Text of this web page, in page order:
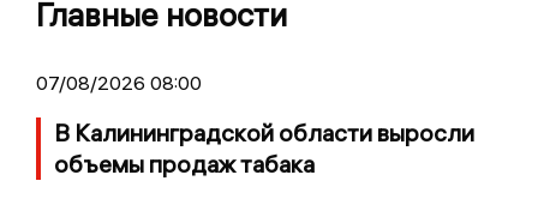
Главные новости
07/08/2026 08:00
В Калининградской области выросли
объемы продаж табака